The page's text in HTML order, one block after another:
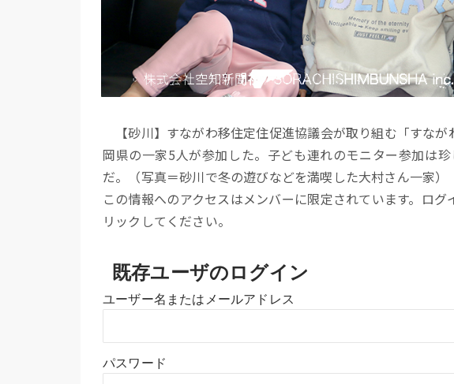
【砂川】すながわ移住定住促進協議会が取り組む「すな
岡県の一家5人が参加した。子ども連れのモニター参加は
だ。（写真＝砂川で冬の遊びなどを満喫した大村さん一家）
この情報へのアクセスはメンバーに限定されています。ロ
リックしてください。
既存ユーザのログイン
ユーザー名またはメールアドレス
パスワード